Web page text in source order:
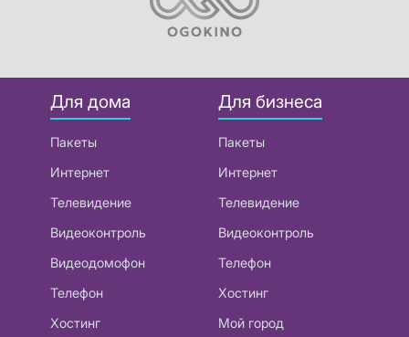
Для дома
Пакеты
Интернет
Телевидение
Видеоконтроль
Видеодомофон
Телефон
Хостинг
Для бизнеса
Пакеты
Интернет
Телевидение
Видеоконтроль
Телефон
Хостинг
Мой город